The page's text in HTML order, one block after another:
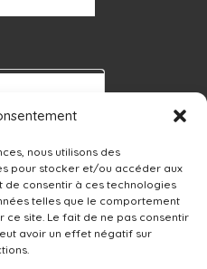
nous utilisons des
pour stocker et/ou accéder aux
consentir à ces technologies
telles que le comportement
ce site. Le fait de ne pas consentir
avoir un effet négatif sur